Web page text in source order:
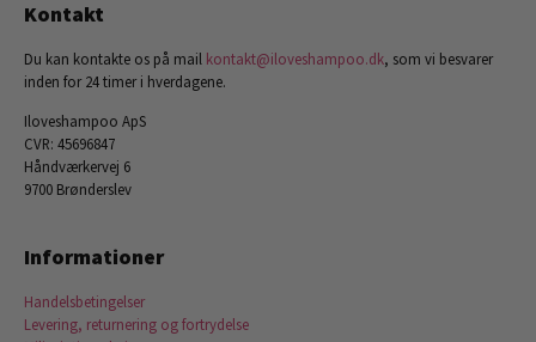
Kontakt
Du kan kontakte os på mail kontakt@iloveshampoo.dk, som vi besvarer
inden for 24 timer i hverdagene.
Iloveshampoo ApS
CVR: 45696847
Håndværkervej 6
9700 Brønderslev
Informationer
Handelsbetingelser
Levering, returnering og fortrydelse